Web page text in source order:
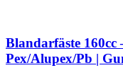
Blandarfäste 160cc
Pex/Alupex/Pb |